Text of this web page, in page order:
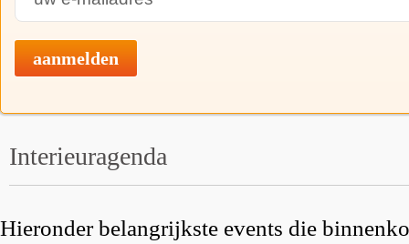
aanmelden
Interieuragenda
Hieronder belangrijkste events die